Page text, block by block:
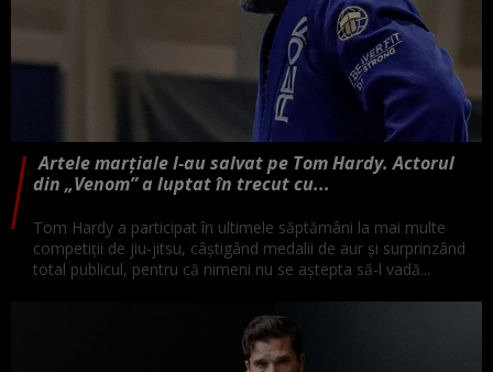
Artele marțiale l-au salvat pe Tom Hardy. Actorul
din „Venom” a luptat în trecut cu...
Tom Hardy a participat în ultimele săptămâni la mai multe
competiții de jiu-jitsu, câștigând medalii de aur și surprinzând
total publicul, pentru că nimeni nu se aștepta să-l vadă...